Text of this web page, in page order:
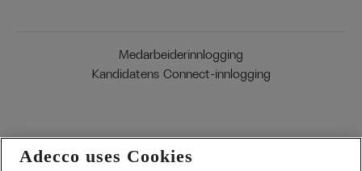
Medarbeiderinnlogging
Kandidatens Connect-innlogging
Adecco uses Cookies